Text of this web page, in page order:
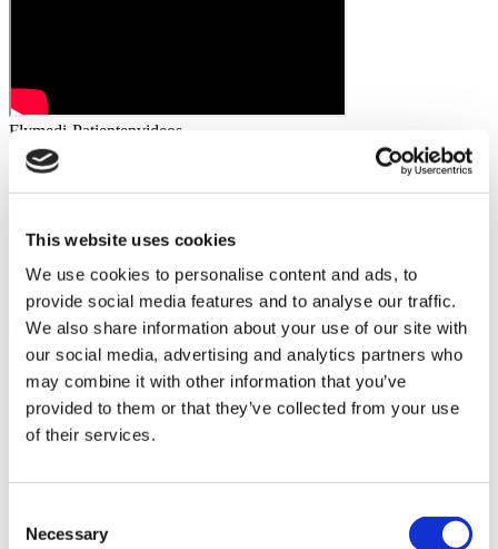
This website uses cookies
We use cookies to personalise content and ads, to
provide social media features and to analyse our traffic.
We also share information about your use of our site with
our social media, advertising and analytics partners who
may combine it with other information that you’ve
provided to them or that they’ve collected from your use
of their services.
Selection
Necessary
Flymedi-Patientenvideos
FILTER
Reiseziele(1 Opt. Selected)
Deutschland
(2)
Regions
Back Regions
Berlin
Flymedi
TÜRSAB – Transaktionen auf flymedi.com werden von
MIRAC SARA TOURISM abgewickelt, einer bei TÜRSAB
registrierten Reiseagentur der Gruppe A (Zertifikatsnummer:
12276).
Alle Behandlungen werden von einer im
durchgeführt.
Über uns